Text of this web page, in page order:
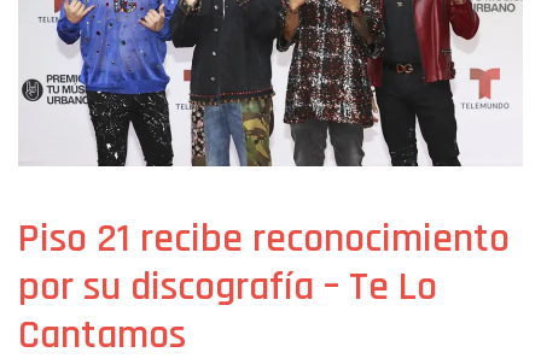
Piso 21 recibe reconocimiento
por su discografía – Te Lo
Cantamos